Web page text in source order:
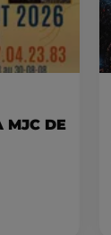
MJC DE